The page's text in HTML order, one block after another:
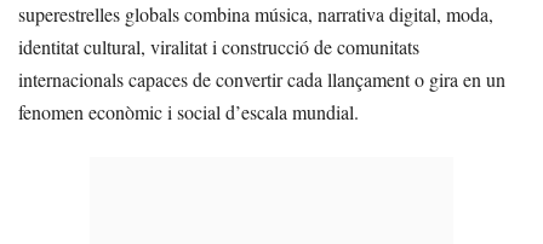
superestrelles globals combina música, narrativa digital, moda,
identitat cultural, viralitat i construcció de comunitats
internacionals capaces de convertir cada llançament o gira en un
fenomen econòmic i social d’escala mundial.